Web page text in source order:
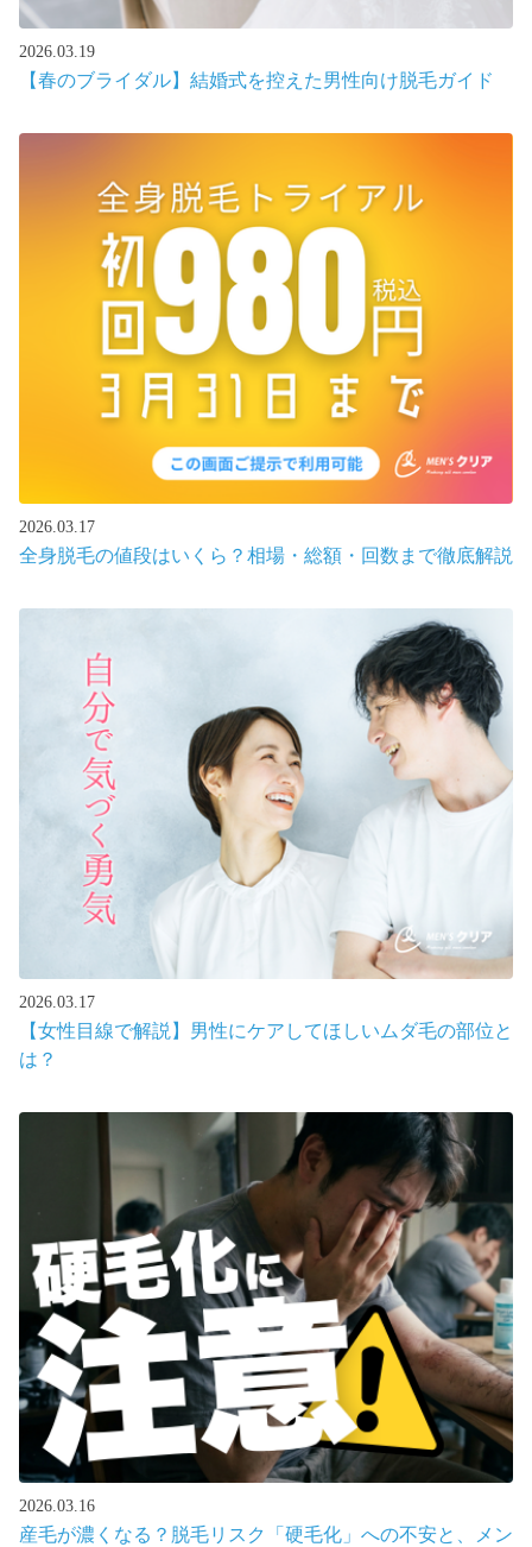
2026.03.19
【春のブライダル】結婚式を控えた男性向け脱毛ガイド
2026.03.17
全身脱毛の値段はいくら？相場・総額・回数まで徹底解説
2026.03.17
【女性目線で解説】男性にケアしてほしいムダ毛の部位と
は？
2026.03.16
産毛が濃くなる？脱毛リスク「硬毛化」への不安と、メン